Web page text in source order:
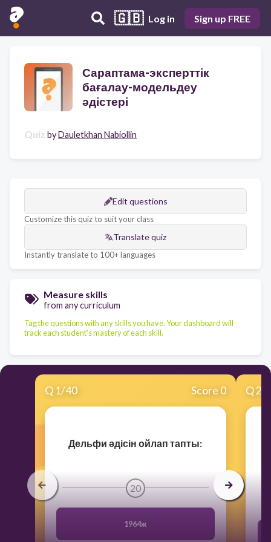
🇬🇧 Log in Sign up FREE
Сараптама-эксперттік
бағалау-модельдеу
әдістері
Quiz byDauletkhan Nabiollin
Edit questions
Customize this quiz to suit your class
Translate quiz
Instantly translate to 100+ languages
Measure skills
from any curriculum
Tag the questions with any skills you have. Your dashboard will
track each student's mastery of each skill.
Q 1/40 Score 0
Дельфи әдісін ойлап тапты:
20
1964ж
Q2